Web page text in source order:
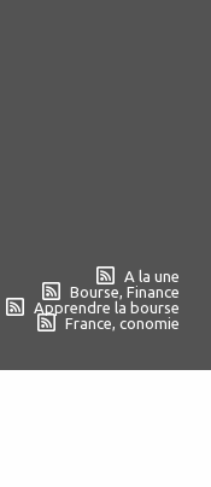
A la une
Bourse, Finance
Apprendre la bourse
France, conomie